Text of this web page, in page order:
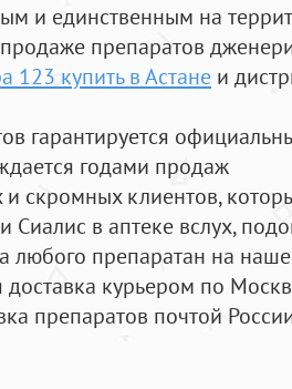
и единственным на
препаратов
123 купить в Астане и
гарантируется
годами продаж
и скромных клиентов,
Сиалис в аптеке вслух,
любого препаратан на
курьером по
препаратов почтой